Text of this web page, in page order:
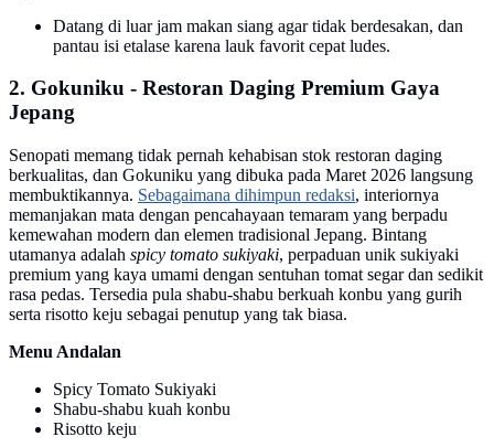
Datang di luar jam makan siang agar tidak berdesakan, dan
pantau isi etalase karena lauk favorit cepat ludes.
2. Gokuniku - Restoran Daging Premium Gaya
Jepang
Senopati memang tidak pernah kehabisan stok restoran daging
berkualitas, dan Gokuniku yang dibuka pada Maret 2026 langsung
membuktikannya. Sebagaimana dihimpun redaksi, interiornya
memanjakan mata dengan pencahayaan temaram yang berpadu
kemewahan modern dan elemen tradisional Jepang. Bintang
utamanya adalah spicy tomato sukiyaki, perpaduan unik sukiyaki
premium yang kaya umami dengan sentuhan tomat segar dan sedikit
rasa pedas. Tersedia pula shabu-shabu berkuah konbu yang gurih
serta risotto keju sebagai penutup yang tak biasa.
Menu Andalan
Spicy Tomato Sukiyaki
Shabu-shabu kuah konbu
Risotto keju